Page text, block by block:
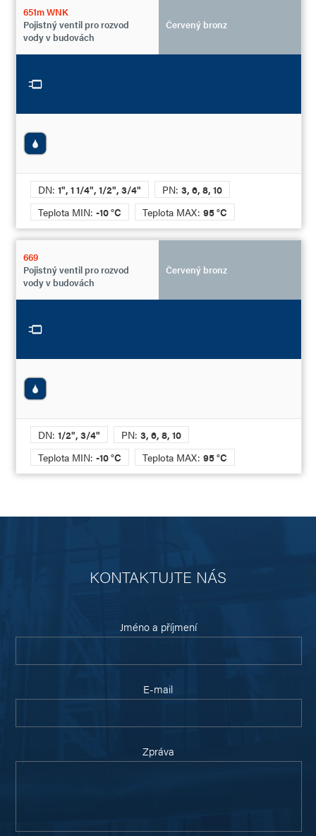
651m WNK
Pojistný ventil pro rozvod
vody v budovách
Červený bronz
DN:1", 1 1/4", 1/2", 3/4" PN:3, 6, 8, 10
Teplota MIN:-10 °C Teplota MAX:95 °C
669
Pojistný ventil pro rozvod
vody v budovách
Červený bronz
DN:1/2", 3/4" PN:3, 6, 8, 10
Teplota MIN:-10 °C Teplota MAX:95 °C
KONTAKTUJTE NÁS
Jméno a příjmení
E-mail
Zpráva